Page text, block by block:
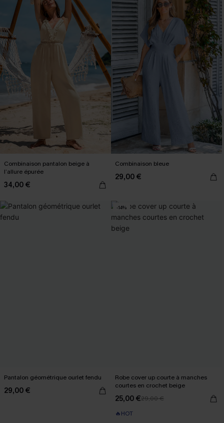
Combinaison pantalon beige à
l’allure épurée
34,00 €
Combinaison bleue
29,00 €
Pantalon géométrique ourlet fendu
29,00 €
-14%
Robe cover up courte à manches
courtes en crochet beige
25,00 €29,00 €
🔥HOT